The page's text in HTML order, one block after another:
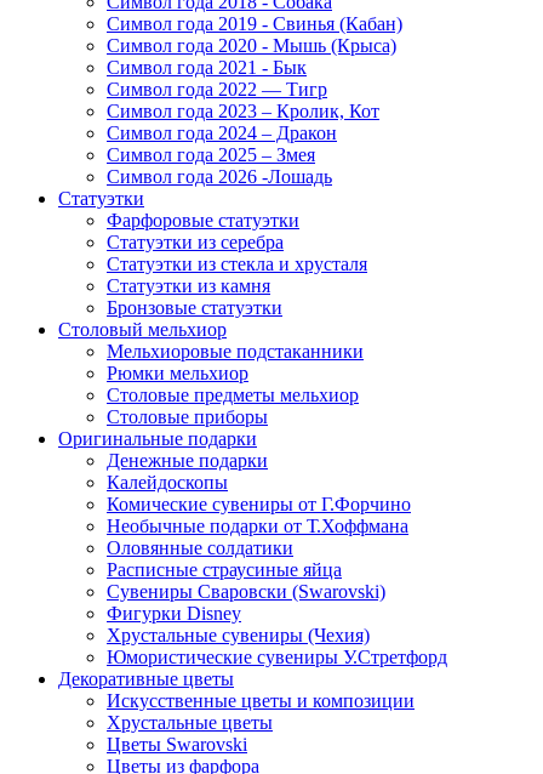
Символ года 2019 - Свинья (Кабан)
Символ года 2020 - Мышь (Крыса)
Символ года 2021 - Бык
Символ года 2022 — Тигр
Символ года 2023 – Кролик, Кот
Символ года 2024 – Дракон
Символ года 2025 – Змея
Символ года 2026 -Лошадь
Статуэтки
Фарфоровые статуэтки
Статуэтки из серебра
Статуэтки из стекла и хрусталя
Статуэтки из камня
Бронзовые статуэтки
Столовый мельхиор
Мельхиоровые подстаканники
Рюмки мельхиор
Столовые предметы мельхиор
Столовые приборы
Оригинальные подарки
Денежные подарки
Калейдоскопы
Комические сувениры от Г.Форчино
Необычные подарки от Т.Хоффмана
Оловянные солдатики
Расписные страусиные яйца
Сувениры Сваровски (Swarovski)
Фигурки Disney
Хрустальные сувениры (Чехия)
Юмористические сувениры У.Стретфорд
Декоративные цветы
Искусственные цветы и композиции
Хрустальные цветы
Цветы Swarovski
Цветы из фарфора